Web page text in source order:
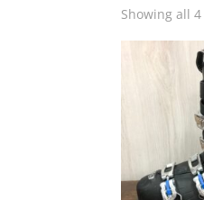
Showing all